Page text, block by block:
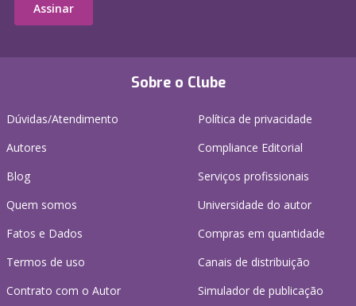
Sobre o Clube
Dúvidas/Atendimento
Autores
Blog
Quem somos
Fatos e Dados
Termos de uso
Contrato com o Autor
Política de privacidade
Compliance Editorial
Serviços profissionais
Universidade do autor
Compras em quantidade
Canais de distribuição
Simulador de publicação
Assinar